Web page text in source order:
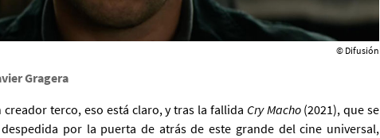
© Difusión
Gragera
creador terco, eso está claro, y tras la fallida Cry Macho(2021), que se
por la puerta de atrás de este grande del cine universal,